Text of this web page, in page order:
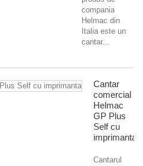
compania
Helmac din
Italia este un
cantar...
Cantar
comercial
Helmac
GP Plus
Self cu
imprimanta
Cantarul